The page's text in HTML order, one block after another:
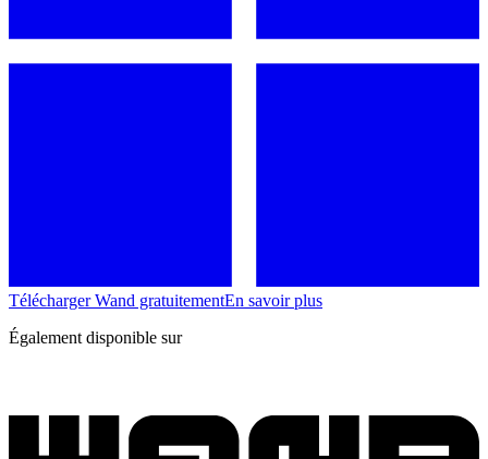
Télécharger Wand gratuitementEn savoir plus
Également disponible sur